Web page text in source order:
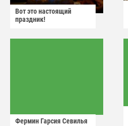
Вот это настоящий
праздник!
Фермин Гарсия Севилья